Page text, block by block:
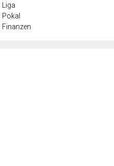
Liga
Pokal
Finanzen